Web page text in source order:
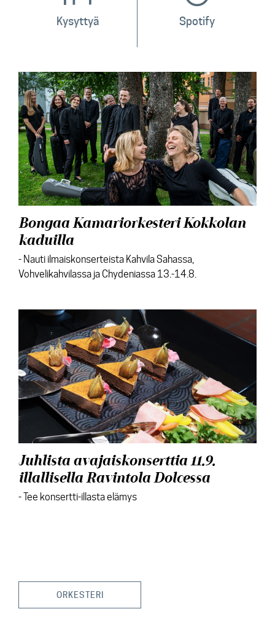
Kysyttyä Spotify
Bongaa Kamariorkesteri Kokkolan
kaduilla
- Nauti ilmaiskonserteista Kahvila Sahassa,
Vohvelikahvilassa ja Chydeniassa 13.-14.8.
Juhlista avajaiskonserttia 11.9.
illallisella Ravintola Dolcessa
- Tee konsertti-illasta elämys
ORKESTERI